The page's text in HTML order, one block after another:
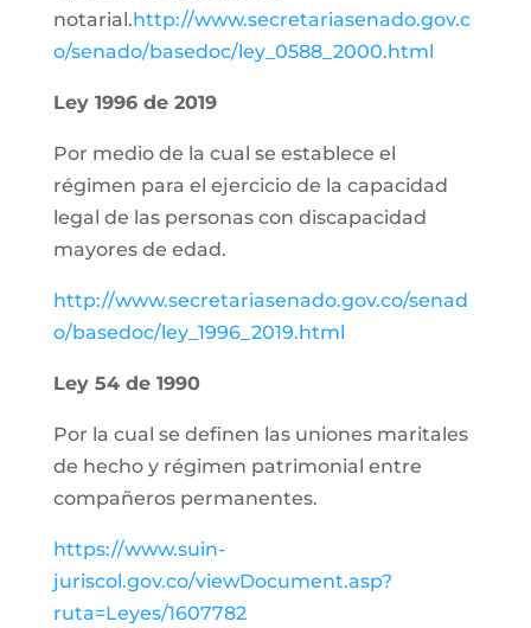
notarial.http://www.secretariasenado.gov.c
o/senado/basedoc/ley_0588_2000.html
Ley 1996 de 2019
Por medio de la cual se establece el
régimen para el ejercicio de la capacidad
legal de las personas con discapacidad
mayores de edad.
http://www.secretariasenado.gov.co/senad
o/basedoc/ley_1996_2019.html
Ley 54 de 1990
Por la cual se definen las uniones maritales
de hecho y régimen patrimonial entre
compañeros permanentes.
https://www.suin-
juriscol.gov.co/viewDocument.asp?
ruta=Leyes/1607782